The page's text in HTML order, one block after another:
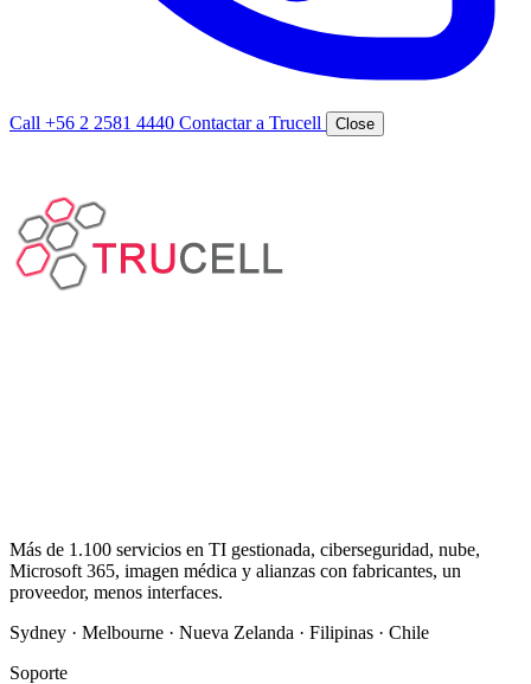
Call +56 2 2581 4440 Contactar a Trucell Close
Más de 1.100 servicios en TI gestionada, ciberseguridad, nube,
Microsoft 365, imagen médica y alianzas con fabricantes, un
proveedor, menos interfaces.
Sydney · Melbourne · Nueva Zelanda · Filipinas · Chile
Soporte